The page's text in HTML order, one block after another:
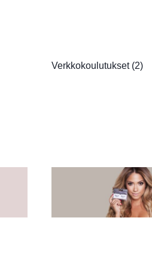
Verkkokoulutukset (2)